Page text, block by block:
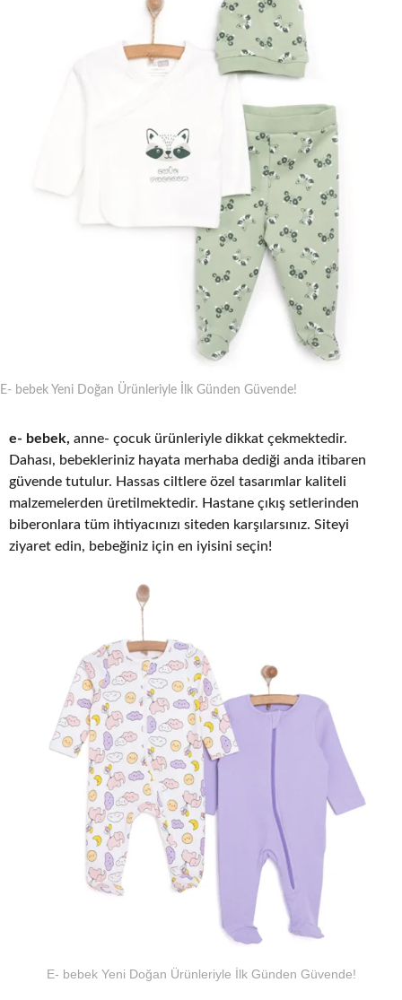
E- bebek Yeni Doğan Ürünleriyle İlk Günden Güvende!
e- bebek, anne- çocuk ürünleriyle dikkat çekmektedir.
Dahası, bebekleriniz hayata merhaba dediği anda itibaren
güvende tutulur. Hassas ciltlere özel tasarımlar kaliteli
malzemelerden üretilmektedir. Hastane çıkış setlerinden
biberonlara tüm ihtiyacınızı siteden karşılarsınız. Siteyi
ziyaret edin, bebeğiniz için en iyisini seçin!
E- bebek Yeni Doğan Ürünleriyle İlk Günden Güvende!